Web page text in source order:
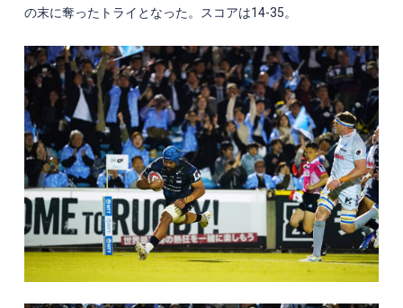
の末に奪ったトライとなった。スコアは14-35。